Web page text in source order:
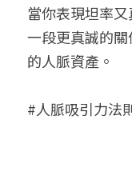
當你表現坦率
一段更真誠的
的人脈資產。
#人脈吸引力法